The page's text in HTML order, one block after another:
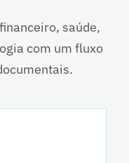
saúde,
com um fluxo